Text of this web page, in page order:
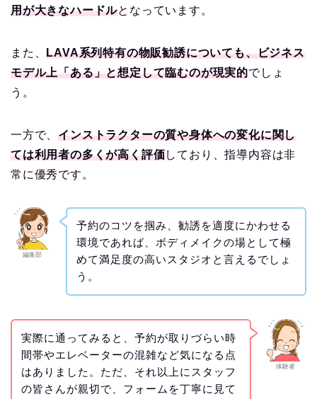
用が大きなハードルとなっています。
また、LAVA系列特有の物販勧誘についても、ビジネス
モデル上「ある」と想定して臨むのが現実的でしょ
う。
一方で、インストラクターの質や身体への変化に関し
ては利用者の多くが高く評価しており、指導内容は非
常に優秀です。
編集部
予約のコツを掴み、勧誘を適度にかわせる
環境であれば、ボディメイクの場として極
めて満足度の高いスタジオと言えるでしょ
う。
体験者
実際に通ってみると、予約が取りづらい時
間帯やエレベーターの混雑など気になる点
はありました。ただ、それ以上にスタッフ
の皆さんが親切で、フォームを丁寧に見て